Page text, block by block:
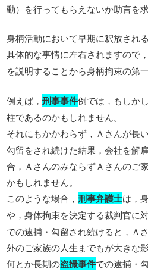
動）を行ってもらえないか助言を
身柄活動において早期に釈放され
具体的な事情に左右されますので
を説明することから身柄拘束の第
例えば，刑事事件例では，もしか
柱であるのかもしれません。
それにもかかわらず，Ａさんが長
勾留をされ続けた結果，会社を解
合，ＡさんのみならずＡさんのご
かもしれません。
このような場合，刑事弁護士は，
や，身体拘束を決定する裁判官に
での逮捕・勾留され続けると，Ａ
外のご家族の人生までもが大きな
何とか長期の盗撮事件での逮捕・